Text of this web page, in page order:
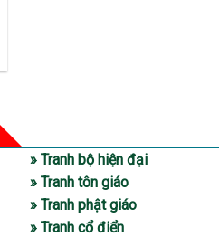
» Tranh bộ hiện đại
» Tranh tôn giáo
» Tranh phật giáo
» Tranh cổ điển